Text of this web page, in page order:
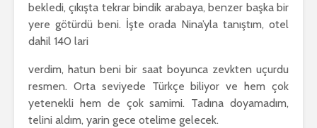
bekledi, çıkışta tekrar bindik arabaya, benzer başka bir
yere götürdü beni. İşte orada Nina’yla tanıştım, otel
dahil 140 lari
verdim, hatun beni bir saat boyunca zevkten uçurdu
resmen. Orta seviyede Türkçe biliyor ve hem çok
yetenekli hem de çok samimi. Tadına doyamadım,
telini aldım, yarin gece otelime gelecek.